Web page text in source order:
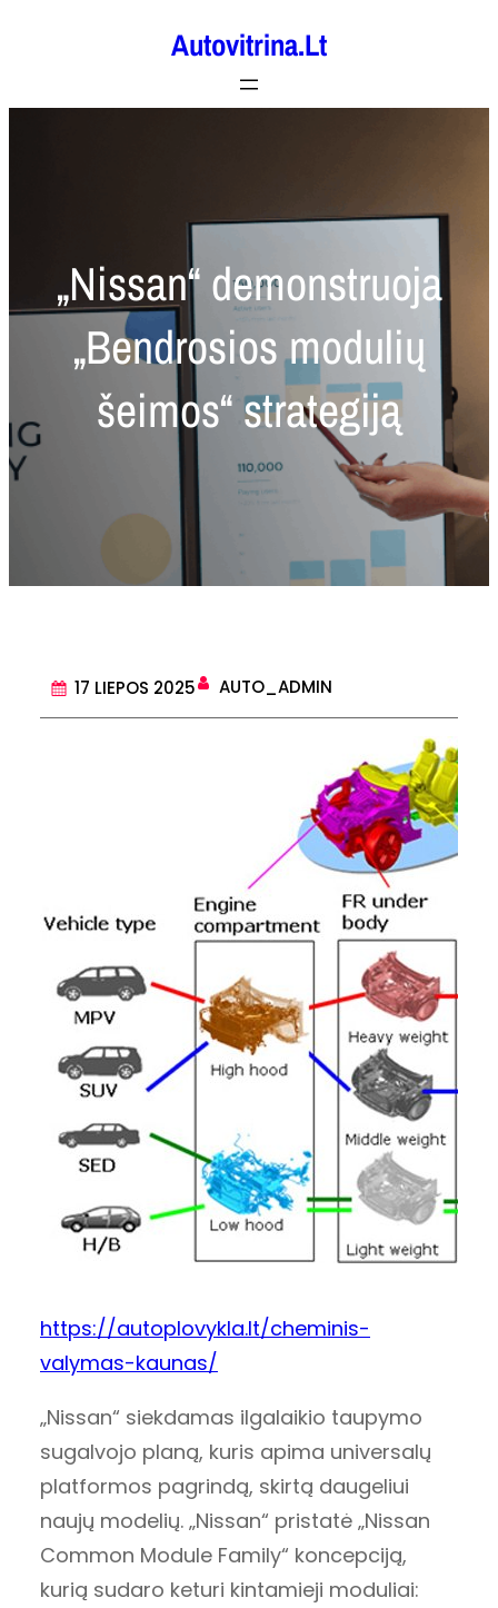
Autovitrina.lt
„Nissan“ demonstruoja
„Bendrosios modulių
šeimos“ strategiją
17 LIEPOS 2025 AUTO_ADMIN
https://autoplovykla.lt/cheminis-
valymas-kaunas/
„Nissan“ siekdamas ilgalaikio taupymo
sugalvojo planą, kuris apima universalų
platformos pagrindą, skirtą daugeliui
naujų modelių. „Nissan“ pristatė „Nissan
Common Module Family“ koncepciją,
kurią sudaro keturi kintamieji moduliai: